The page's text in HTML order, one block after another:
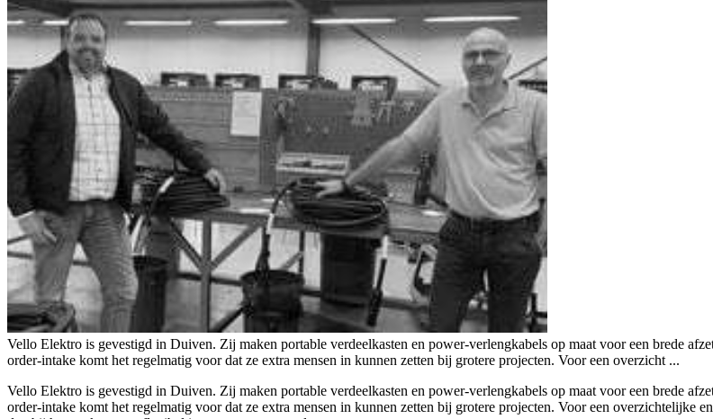
Vello Elektro is gevestigd in Duiven. Zij maken portable verdeelkasten en power-verlengkabels op maat voor een brede
order-intake komt het regelmatig voor dat ze extra mensen in kunnen zetten bij grotere projecten. Voor een overzicht ...
Vello Elektro is gevestigd in Duiven. Zij maken portable verdeelkasten en power-verlengkabels op maat voor een brede
order-intake komt het regelmatig voor dat ze extra mensen in kunnen zetten bij grotere projecten. Voor een overzichtelijke